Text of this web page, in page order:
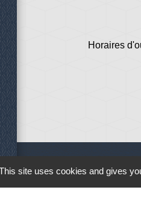
Horaires
Liens
site uses cookies and gives